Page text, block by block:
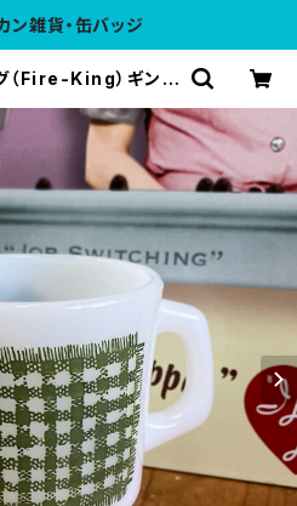
ン雑貨・缶バッジ
（Fire-King）ギンガ
カン雑貨 437ULG